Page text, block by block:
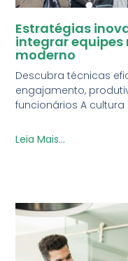
Estratégias
integrar
moderno
Descubra técnicas
engajamento,
funcionários A
Leia Mais...